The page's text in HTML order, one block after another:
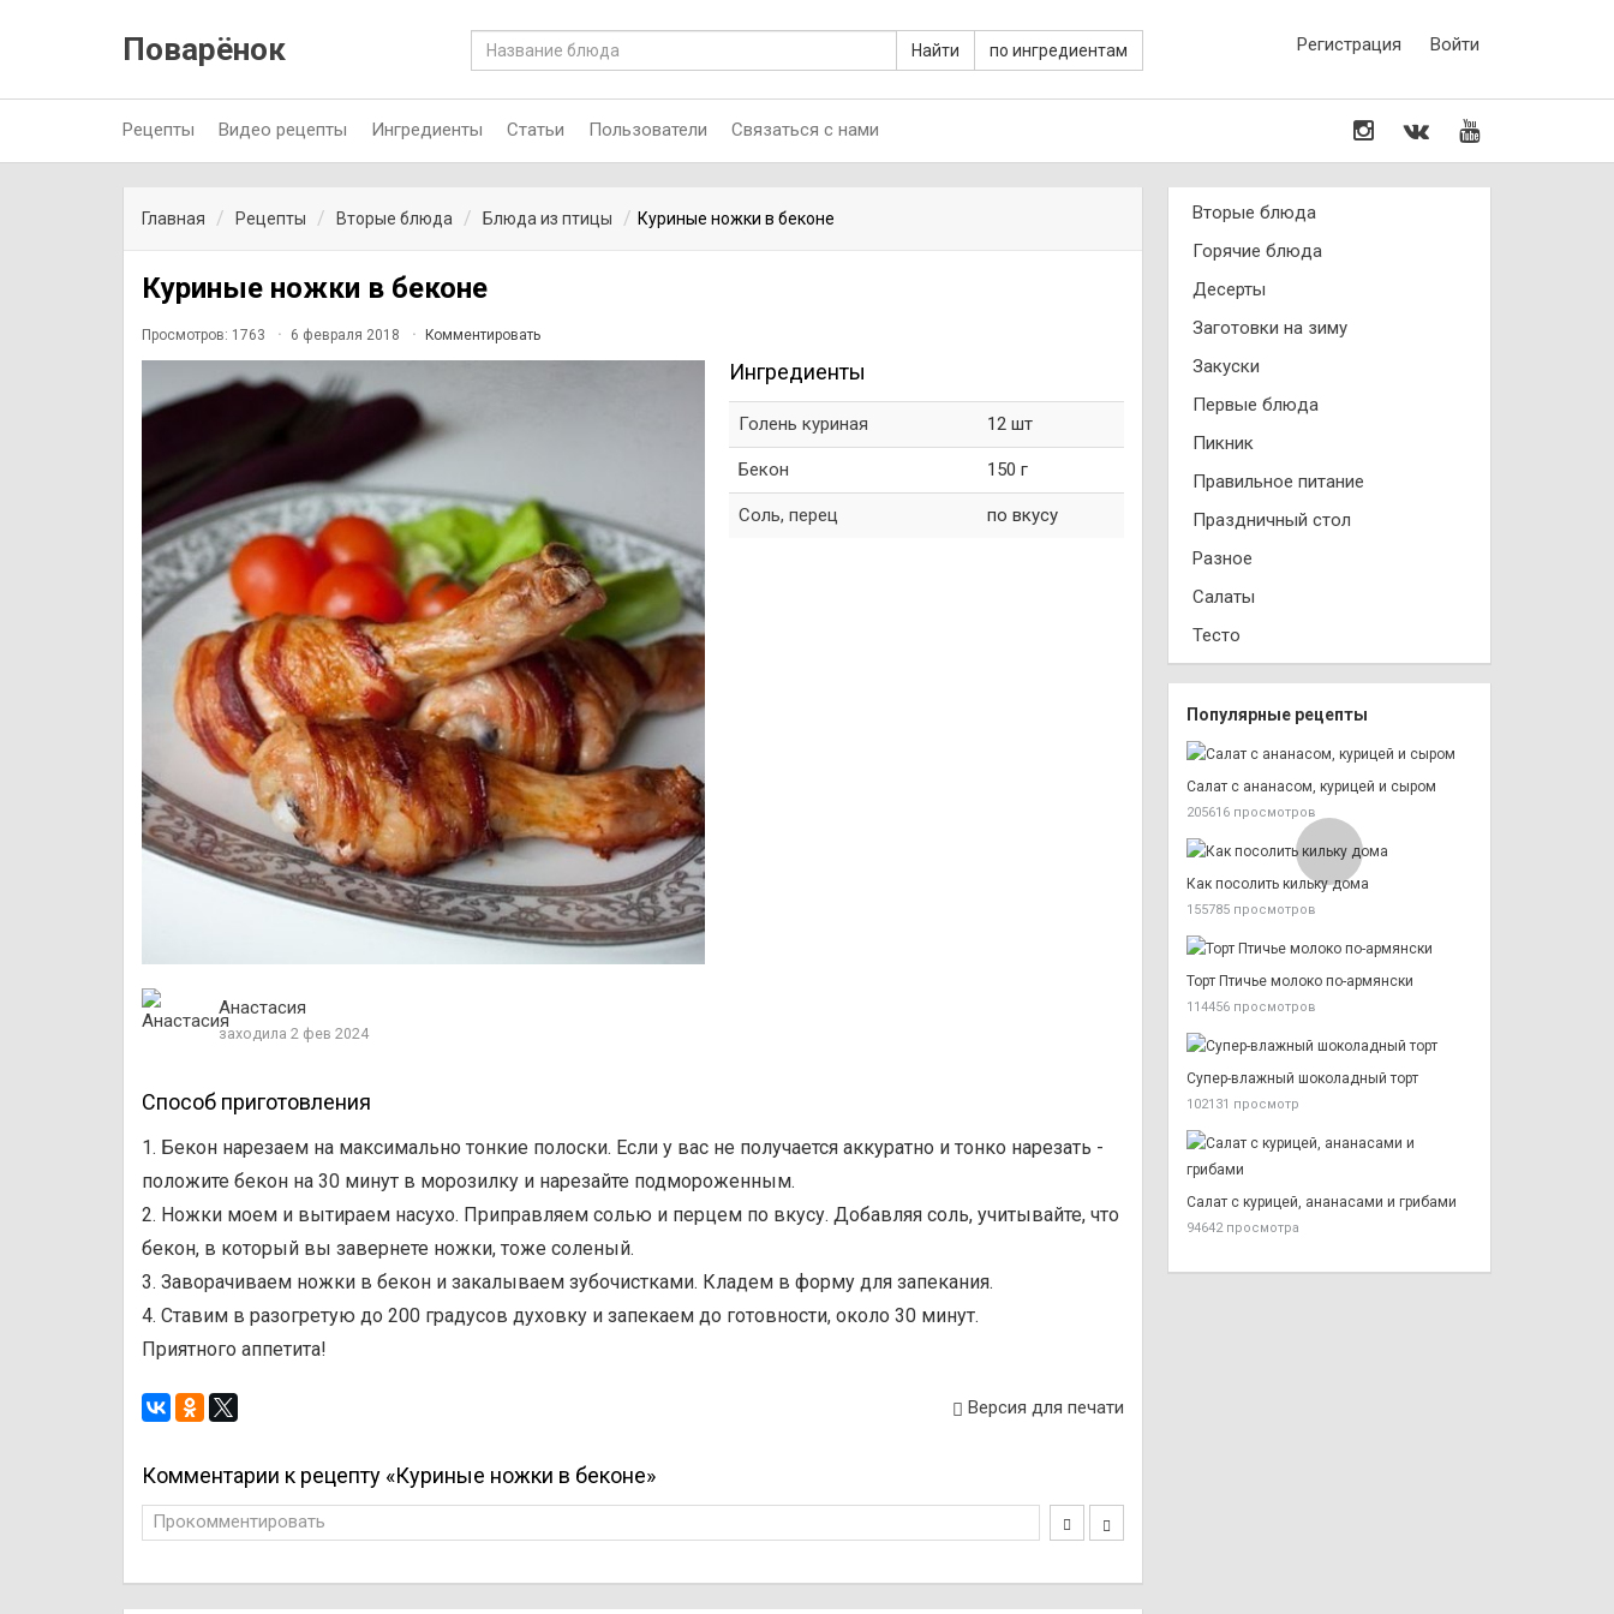
Поварёнок Найти по ингредиентам Регистрация Войти
Рецепты Видео рецепты Ингредиенты Статьи Пользователи Связаться с нами
Главная Рецепты Вторые блюда Блюда из птицы Куриные ножки в беконе
Куриные ножки в беконе
Просмотров: 1763 6 февраля 2018 Комментировать
Анастасия
заходила 2 фев 2024
Ингредиенты
Голень куриная 12 шт
Бекон 150 г
Соль, перец по вкусу
Способ приготовления
1. Бекон нарезаем на максимально тонкие полоски. Если у вас не получается аккуратно и тонко нарезать -
положите бекон на 30 минут в морозилку и нарезайте подмороженным.
2. Ножки моем и вытираем насухо. Приправляем солью и перцем по вкусу. Добавляя соль, учитывайте, что
бекон, в который вы завернете ножки, тоже соленый.
3. Заворачиваем ножки в бекон и закалываем зубочистками. Кладем в форму для запекания.
4. Ставим в разогретую до 200 градусов духовку и запекаем до готовности, около 30 минут.
Приятного аппетита!
Версия для печати
Комментарии к рецепту «Куриные ножки в беконе»
Прокомментировать
Вторые блюда
Горячие блюда
Десерты
Заготовки на зиму
Закуски
Первые блюда
Пикник
Правильное питание
Праздничный стол
Разное
Салаты
Тесто
Популярные рецепты
Салат с ананасом, курицей и сыром
205616 просмотров
Как посолить кильку дома
155785 просмотров
Торт Птичье молоко по-армянски
114456 просмотров
Супер-влажный шоколадный торт
102131 просмотр
Салат с курицей, ананасами и грибами
94642 просмотра